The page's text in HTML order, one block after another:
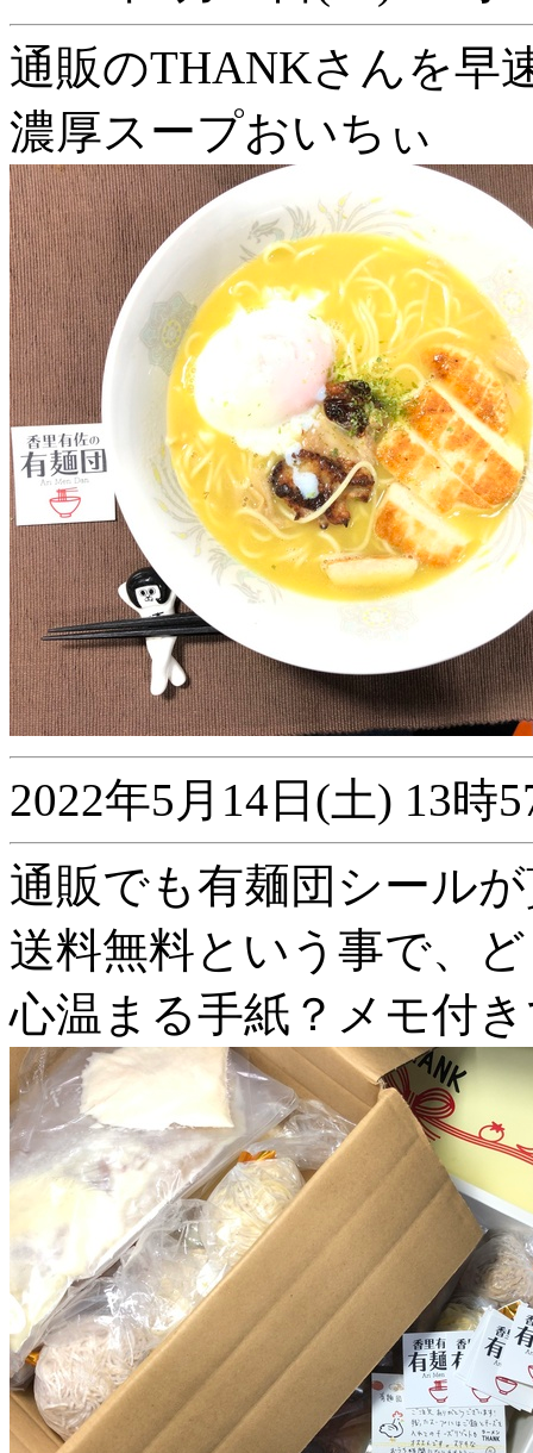
通販のTHANKさんを早
濃厚スープおいちぃ
2022年5月14日(土) 13時
通販でも有麺団シール
送料無料という事で、
心温まる手紙？メモ付